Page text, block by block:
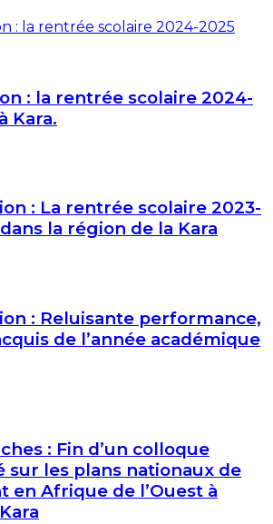
: la rentrée scolaire 2024-
Kara.
: La rentrée scolaire 2023-
la région de la Kara
: Reluisante performance,
de l’année académique
: Fin d’un colloque
sur les plans nationaux de
en Afrique de l’Ouest à